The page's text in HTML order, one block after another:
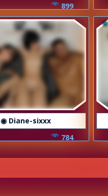
899
◉ Diane-sixxx
784